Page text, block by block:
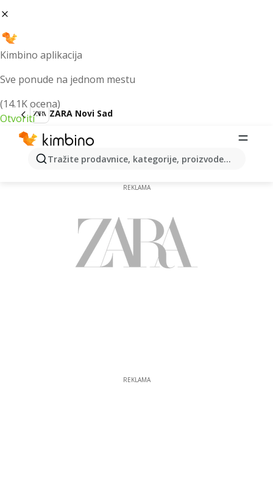
Kimbino aplikacija
Sve ponude na jednom mestu
(14.1K ocena)
Otvoriti
Tražite prodavnice, kategorije, proizvode...
ZARA Novi Sad
ZARA Novi Sad - katalog od
01.08.2026 - Pregledajte ovonedeljnu
REKLAMA
REKLAMA